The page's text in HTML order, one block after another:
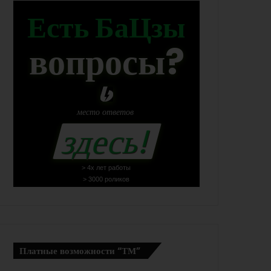
Есть БаЦзы
вопросы?
место ответов
здесь!
> 3000 роликов
> 4х лет работы
Платные возможности “ТМ”